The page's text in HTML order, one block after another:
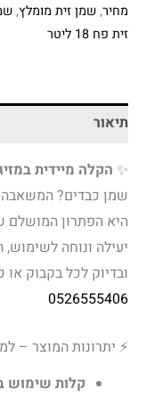
מחיר,שמן זית מומלץ,
זית פח 18 ליטר
תיאור
✨ הקלה מיידית
שמן כבדים? המשאבה
היא הפתרון
יעילה ונוחה
ובדיוק לכל בקבוק או
0526555406
⚡ יתרונות המוצר –
קלות שימוש